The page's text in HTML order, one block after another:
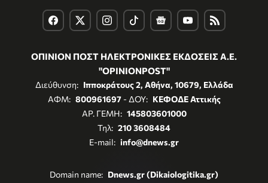
ΟΠΙΝΙΟΝ ΠΟΣΤ ΗΛΕΚΤΡΟΝΙΚΕΣ ΕΚΔΟΣΕΙΣ Α.Ε.
"OPINIONPOST"
Διεύθυνση: Ιπποκράτους 2, Αθήνα, 10679, Ελλάδα
ΑΦΜ: 800961697- ΔΟΥ: ΚΕΦΟΔΕ Αττικής
ΑΡ. ΓΕΜΗ: 145803601000
Τηλ: 210 3608484
E-mail: info@dnews.gr
Domain name: Dnews.gr (Dikaiologitika.gr)